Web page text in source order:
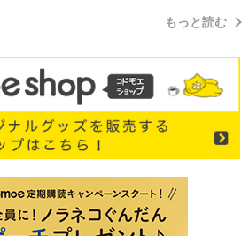
もっと読む